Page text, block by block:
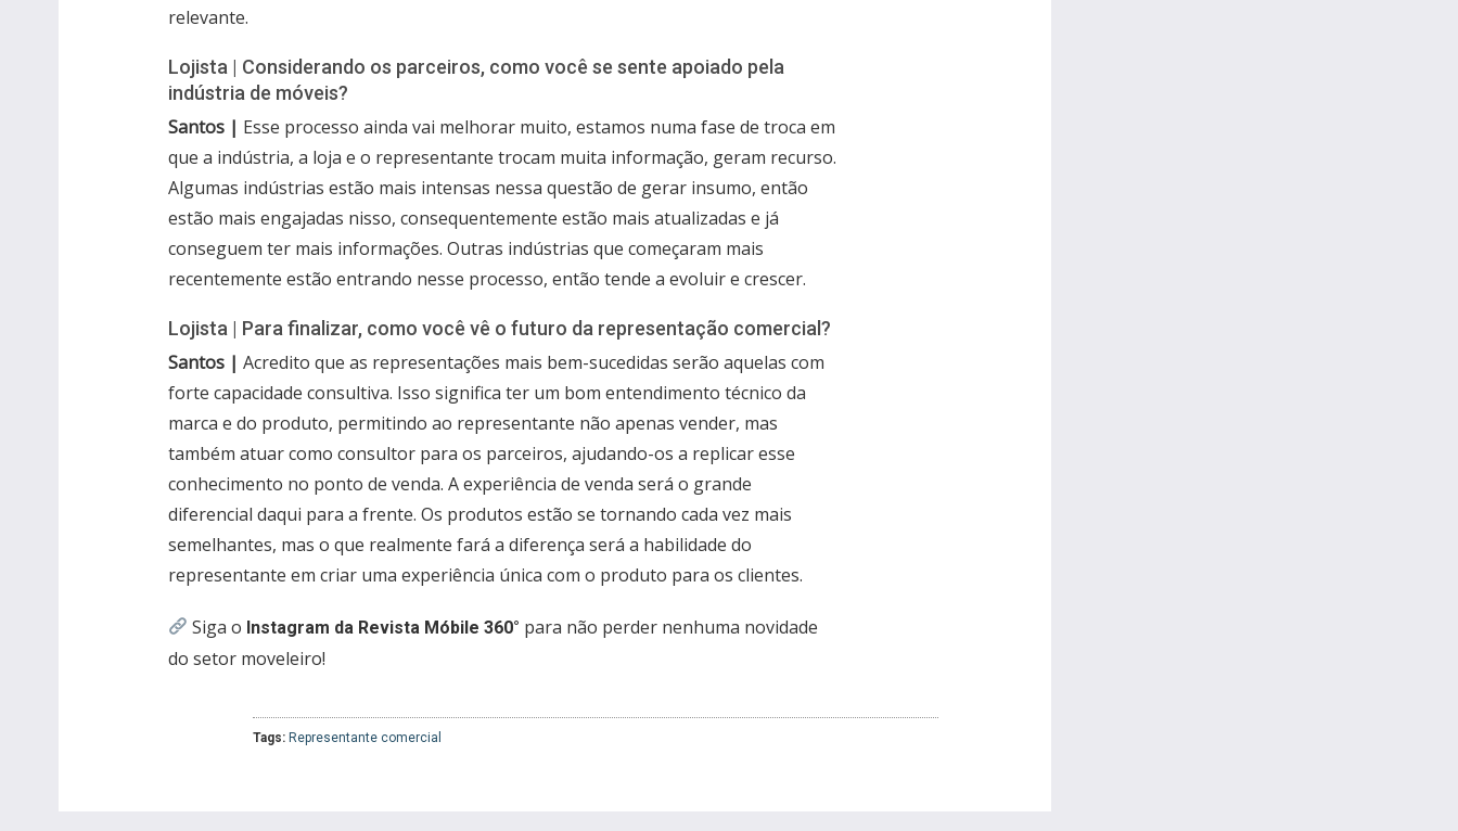
relevante.
Lojista | Considerando os parceiros, como você se sente apoiado pela
indústria de móveis?
Santos | Esse processo ainda vai melhorar muito, estamos numa fase de troca em
que a indústria, a loja e o representante trocam muita informação, geram recurso.
Algumas indústrias estão mais intensas nessa questão de gerar insumo, então
estão mais engajadas nisso, consequentemente estão mais atualizadas e já
conseguem ter mais informações. Outras indústrias que começaram mais
recentemente estão entrando nesse processo, então tende a evoluir e crescer.
Lojista | Para finalizar, como você vê o futuro da representação comercial?
Santos | Acredito que as representações mais bem-sucedidas serão aquelas com
forte capacidade consultiva. Isso significa ter um bom entendimento técnico da
marca e do produto, permitindo ao representante não apenas vender, mas
também atuar como consultor para os parceiros, ajudando-os a replicar esse
conhecimento no ponto de venda. A experiência de venda será o grande
diferencial daqui para a frente. Os produtos estão se tornando cada vez mais
semelhantes, mas o que realmente fará a diferença será a habilidade do
representante em criar uma experiência única com o produto para os clientes.
Siga o Instagram da Revista Móbile 360° para não perder nenhuma novidade
do setor moveleiro!
Tags: Representante comercial